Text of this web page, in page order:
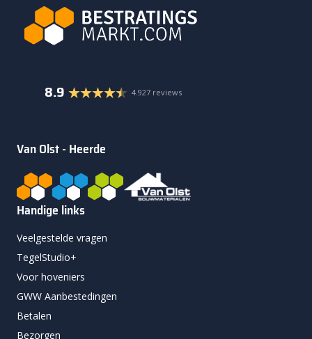
8.9 4.927 reviews
Van Olst - Heerde
Handige links
Veelgestelde vragen
TegelStudio+
Voor hoveniers
GWW Aanbestedingen
Betalen
Bezorgen